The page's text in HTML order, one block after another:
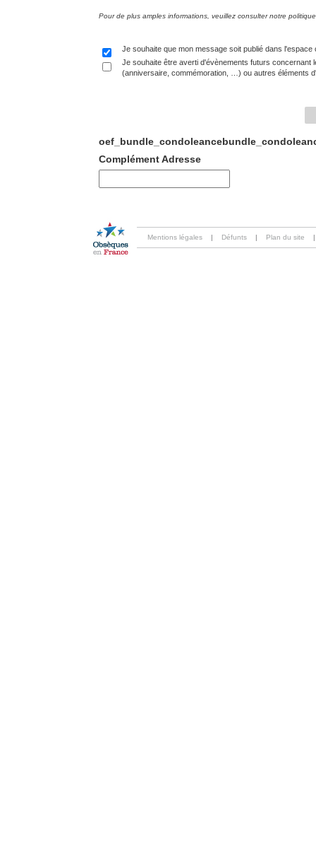
Pour de plus amples informations, veuillez consulter notre
Je souhaite que mon message soit publié dans l'espace
Je souhaite être averti d'évènements futurs concernant
(anniversaire, commémoration, …) ou autres éléments
Complément Adresse
Mentions légales | Défunts | Plan du site |